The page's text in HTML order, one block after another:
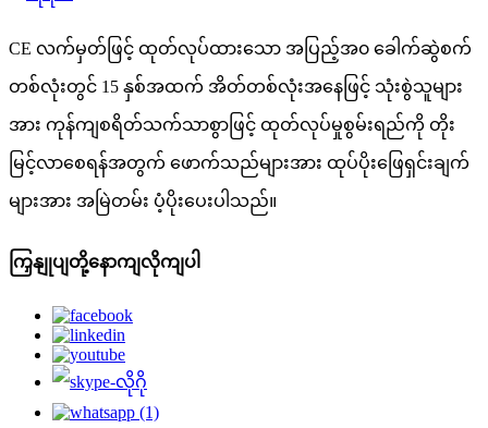
CE လက်မှတ်ဖြင့် ထုတ်လုပ်ထားသော အပြည့်အ၀ ခေါက်ဆွဲစက်
တစ်လုံးတွင် 15 နှစ်အထက် အိတ်တစ်လုံးအနေဖြင့် သုံးစွဲသူများ
အား ကုန်ကျစရိတ်သက်သာစွာဖြင့် ထုတ်လုပ်မှုစွမ်းရည်ကို တိုး
မြင့်လာစေရန်အတွက် ဖောက်သည်များအား ထုပ်ပိုးဖြေရှင်းချက်
များအား အမြဲတမ်း ပံ့ပိုးပေးပါသည်။
ကြှနျုပျတို့နောကျလိုကျပါ